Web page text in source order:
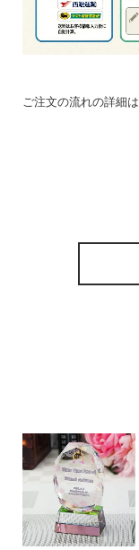
ご注文の流れの詳細は